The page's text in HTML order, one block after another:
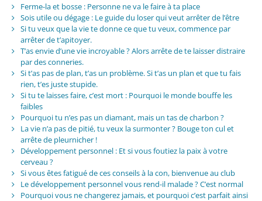
Ferme-la et bosse : Personne ne va le faire à ta place
Sois utile ou dégage : Le guide du loser qui veut arrêter de l’être
Si tu veux que la vie te donne ce que tu veux, commence par
arrêter de t’apitoyer.
T’as envie d’une vie incroyable ? Alors arrête de te laisser distraire
par des conneries.
Si t’as pas de plan, t’as un problème. Si t’as un plan et que tu fais
rien, t’es juste stupide.
Si tu te laisses faire, c’est mort : Pourquoi le monde bouffe les
faibles
Pourquoi tu n’es pas un diamant, mais un tas de charbon ?
La vie n’a pas de pitié, tu veux la surmonter ? Bouge ton cul et
arrête de pleurnicher !
Développement personnel : Et si vous foutiez la paix à votre
cerveau ?
Si vous êtes fatigué de ces conseils à la con, bienvenue au club
Le développement personnel vous rend-il malade ? C’est normal
Pourquoi vous ne changerez jamais, et pourquoi c’est parfait ainsi